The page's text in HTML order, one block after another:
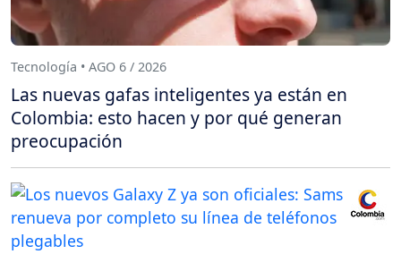
Tecnología • AGO 6 / 2026
Las nuevas gafas inteligentes ya están en
Colombia: esto hacen y por qué generan
preocupación